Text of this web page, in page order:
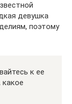
девушка
поэтому
к ее
какое